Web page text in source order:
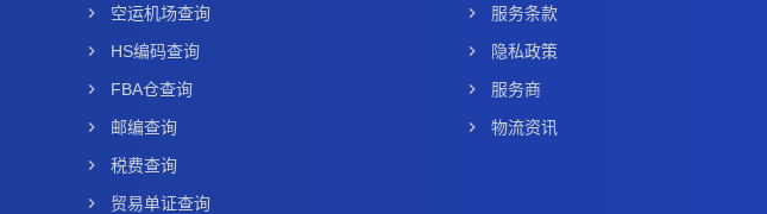
空运机场查询
HS编码查询
FBA仓查询
邮编查询
税费查询
贸易单证查询
服务条款
隐私政策
服务商
物流资讯